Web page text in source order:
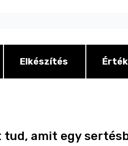
Elkészítés
tud, amit egy